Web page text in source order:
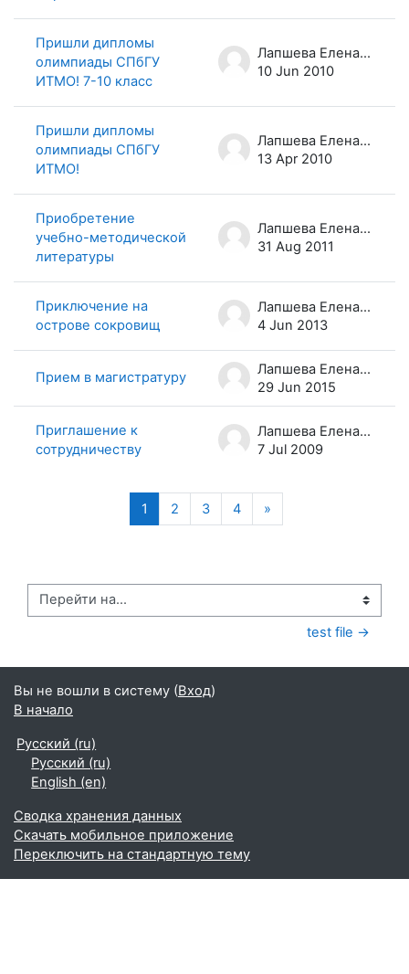
Пришли дипломы
олимпиады СПбГУ
ИТМО! 7-10 класс
Лапшева Елена Евгеньевна
10 Jun 2010
Пришли дипломы
олимпиады СПбГУ
ИТМО!
Лапшева Елена Евгеньевна
13 Apr 2010
Приобретение
учебно-методической
литературы
Лапшева Елена Евгеньевна
31 Aug 2011
Приключение на
острове сокровищ
Лапшева Елена Евгеньевна
4 Jun 2013
Прием в магистратуру
Лапшева Елена Евгеньевна
29 Jun 2015
Приглашение к
сотрудничеству
Лапшева Елена Евгеньевна
7 Jul 2009
1 (текущая)
2 3 4 »Далее
Перейти на...
test file →
Вы не вошли в систему (Вход)
В начало
Русский ‎(ru)‎
Русский ‎(ru)‎
English ‎(en)‎
Сводка хранения данных
Скачать мобильное приложение
Переключить на стандартную тему